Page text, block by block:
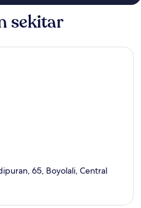
sekitar
65, Boyolali, Central